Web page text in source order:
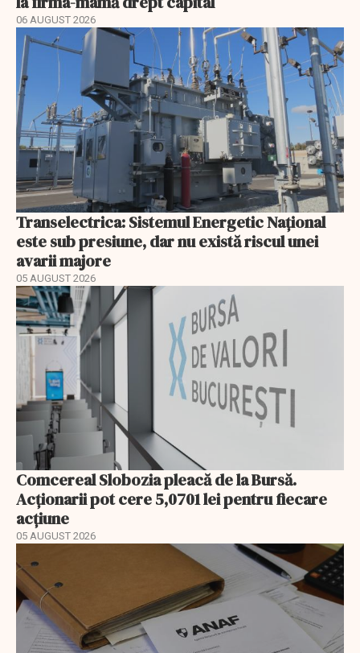
06 AUGUST 2026
Transelectrica: Sistemul Energetic Național
este sub presiune, dar nu există riscul unei
avarii majore
05 AUGUST 2026
Comcereal Slobozia pleacă de la Bursă.
Acționarii pot cere 5,0701 lei pentru fiecare
acțiune
05 AUGUST 2026